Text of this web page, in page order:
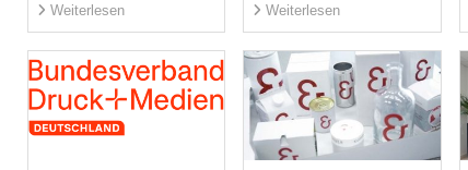
Weiterlesen Weiterlesen